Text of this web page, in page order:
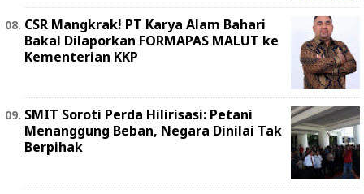
‎CSR Mangkrak! PT Karya Alam Bahari
Bakal Dilaporkan FORMAPAS MALUT ke
Kementerian KKP
SMIT Soroti Perda Hilirisasi: Petani
Menanggung Beban, Negara Dinilai Tak
Berpihak